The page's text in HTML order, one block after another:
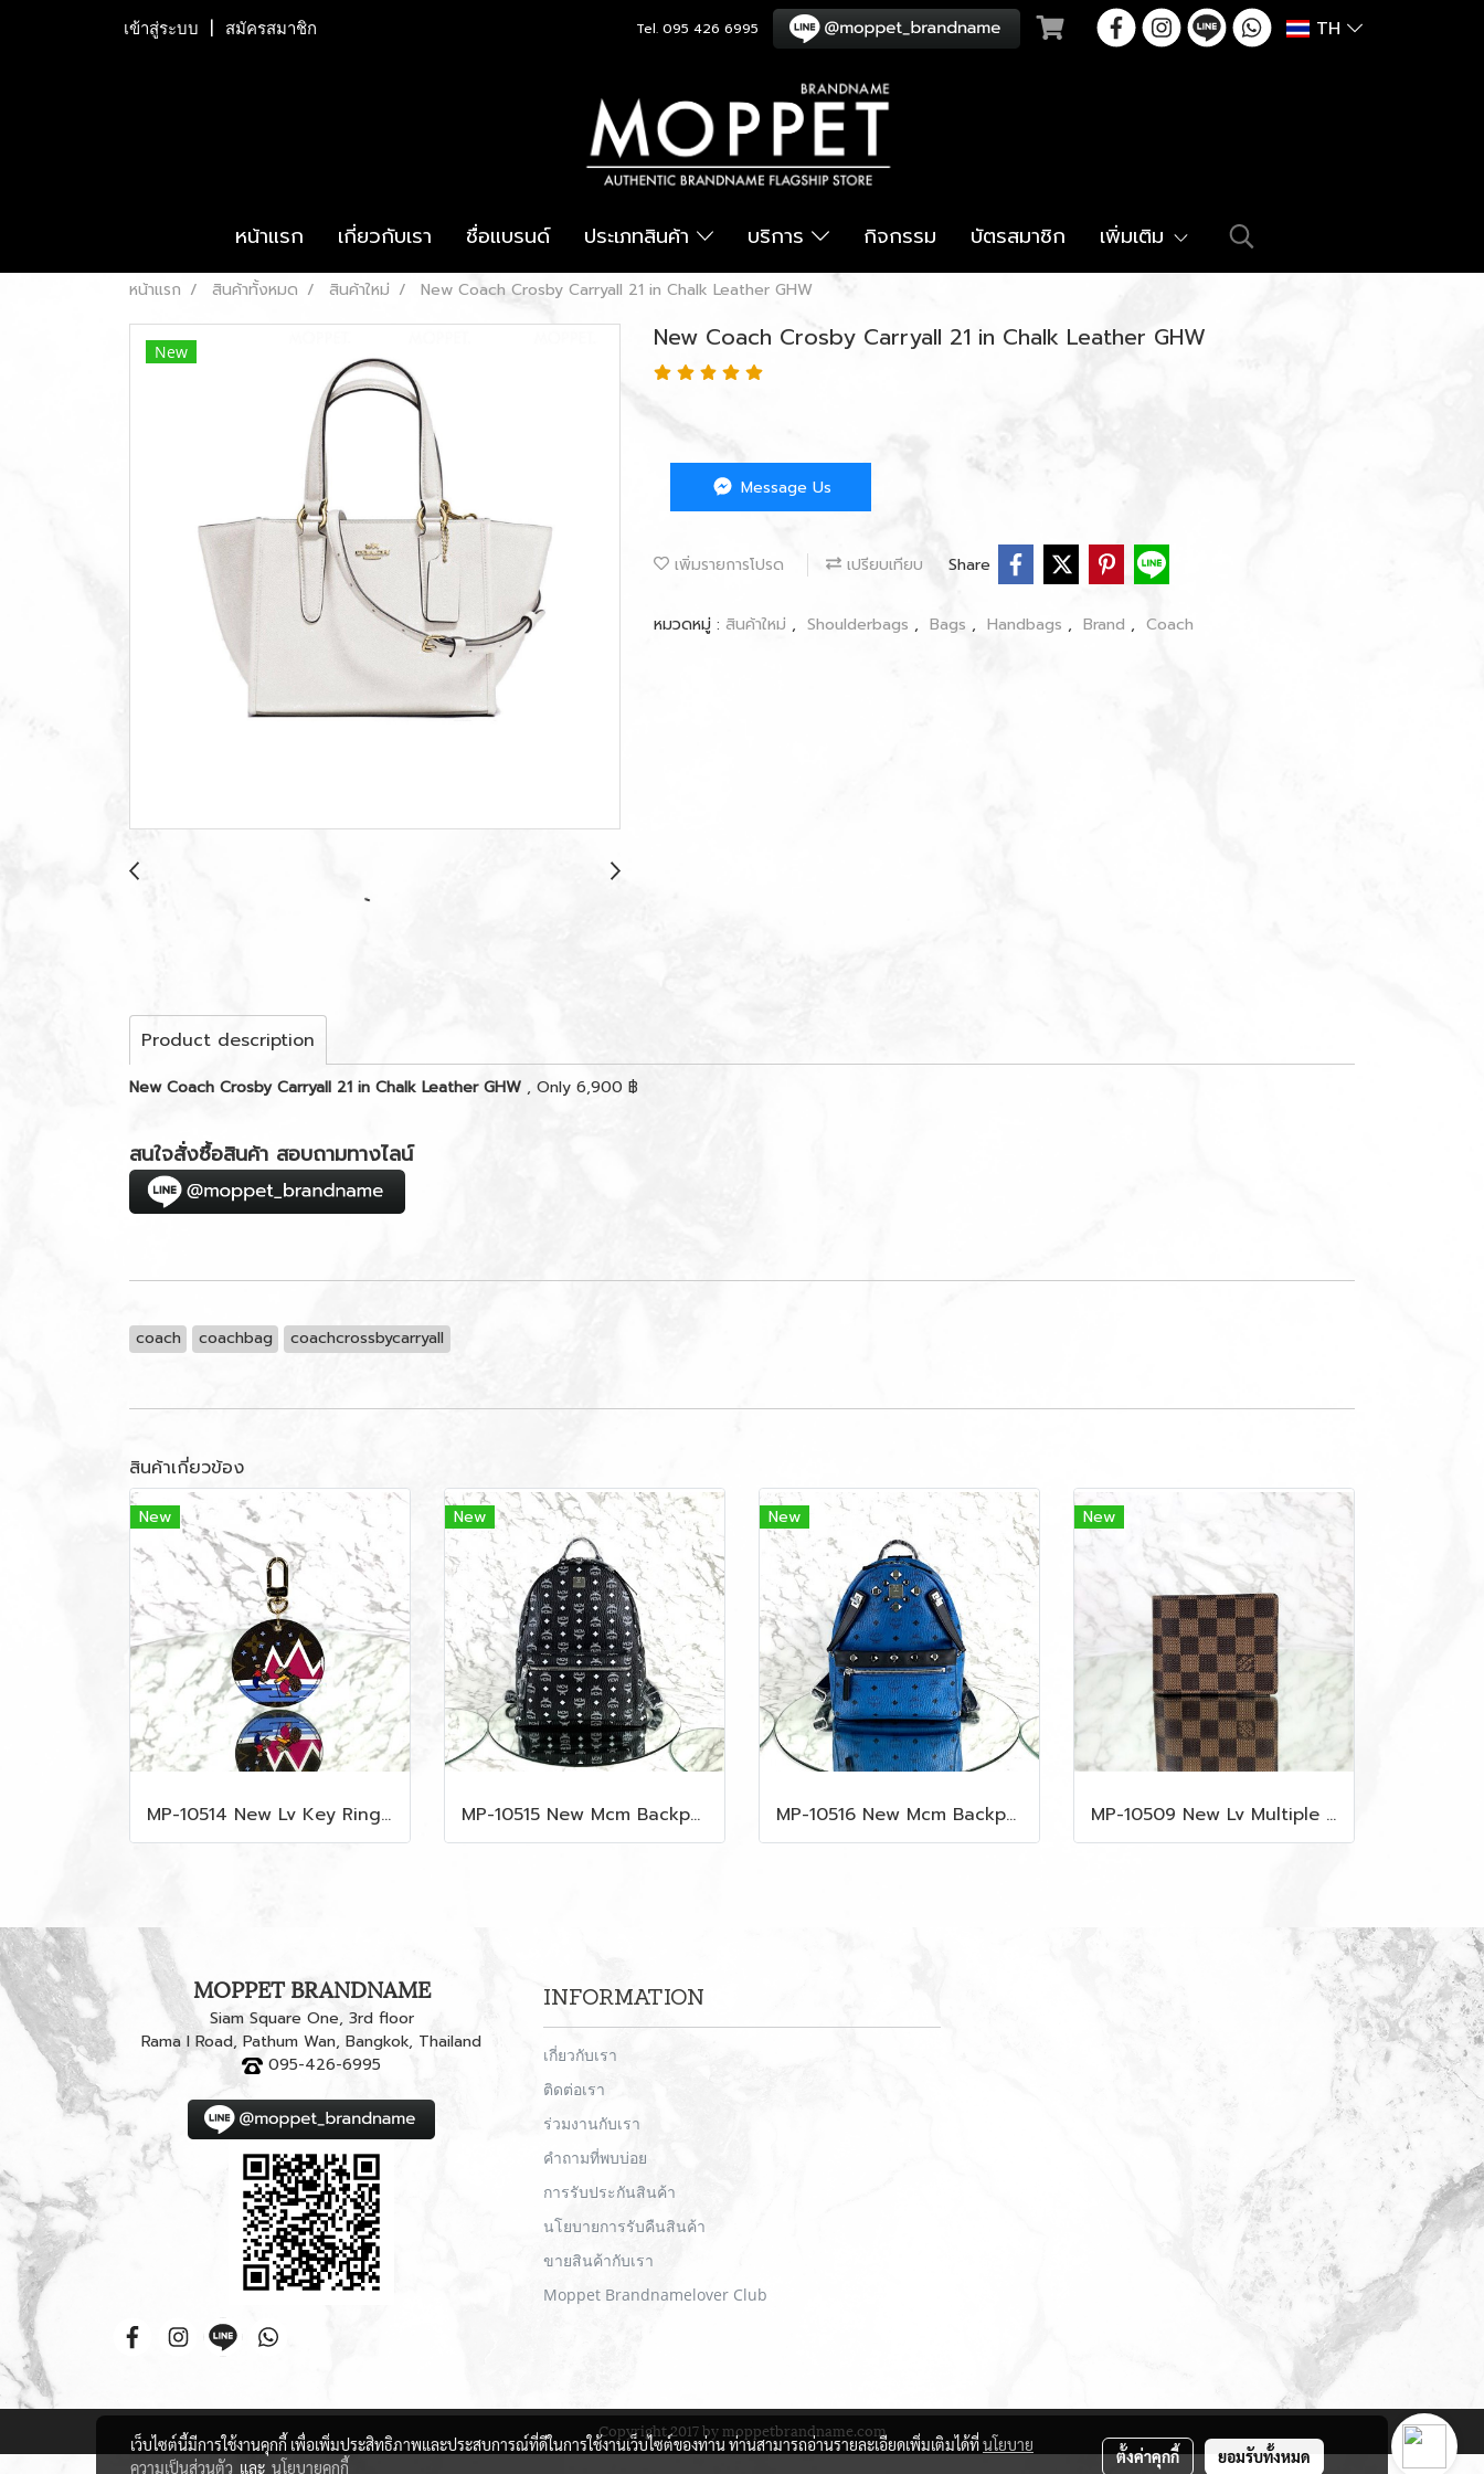
เข้าสู่ระบบ สมัครสมาชิก Tel. 095 426 6995 TH
หน้าแรก เกี่ยวกับเรา ชื่อแบรนด์ ประเภทสินค้า บริการ กิจกรรม บัตรสมาชิก เพิ่มเติม
หน้าแรก สินค้าทั้งหมด สินค้าใหม่ New Coach Crosby Carryall 21 in Chalk Leather GHW
New New Coach Crosby Carryall 21 in Chalk Leather GHW
Message Us
เพิ่มรายการโปรด เปรียบเทียบ Share
หมวดหมู่ : สินค้าใหม่ , Shoulderbags , Bags , Handbags , Brand , Coach
Product description
New Coach Crosby Carryall 21 in Chalk Leather GHW , Only 6,900 ฿
สนใจสั่งซื้อสินค้า สอบถามทางไลน์
coach coachbag coachcrossbycarryall
สินค้าเกี่ยวข้อง
New
MP-10514 New Lv Key Ring Chrismas 2018 Monogram Ghw
New
MP-10515 New Mcm Backpack Size M Black Shw
New
MP-10516 New Mcm Backpack Small Blue/Black Shw
New
MP-10509 New Lv Multiple Men Wallet Damier
MOPPET BRANDNAME
Siam Square One, 3rd floor
Rama I Road, Pathum Wan, Bangkok, Thailand
095-426-6995
INFORMATION
เกี่ยวกับเรา
ติดต่อเรา
ร่วมงานกับเรา
คำถามที่พบบ่อย
การรับประกันสินค้า
นโยบายการรับคืนสินค้า
ขายสินค้ากับเรา
Moppet Brandnamelover Club
Copyright 2017 by moppetbrandname.com
เว็บไซต์นี้มีการใช้งานคุกกี้ เพื่อเพิ่มประสิทธิภาพและประสบการณ์ที่ดีในการใช้งานเว็บไซต์ของท่าน ท่านสามารถอ่านรายละเอียดเพิ่มเติมได้ที่นโยบาย
ความเป็นส่วนตัว และ นโยบายคุกกี้
ตั้งค่าคุกกี้ ยอมรับทั้งหมด